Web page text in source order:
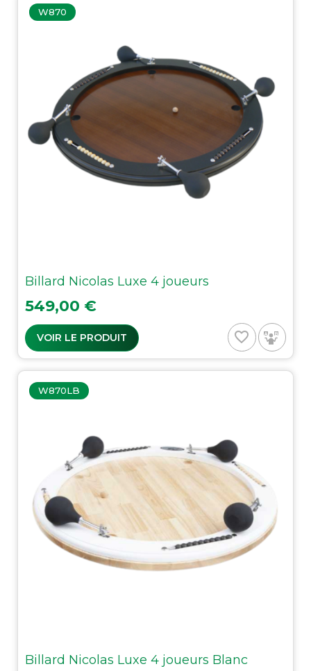
W870
Billard Nicolas Luxe 4 joueurs
Prix
549,00 €
VOIR LE PRODUIT favorite_border
W870LB
Billard Nicolas Luxe 4 joueurs Blanc